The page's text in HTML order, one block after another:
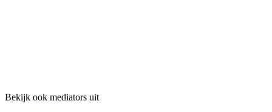
Bekijk ook mediators uit